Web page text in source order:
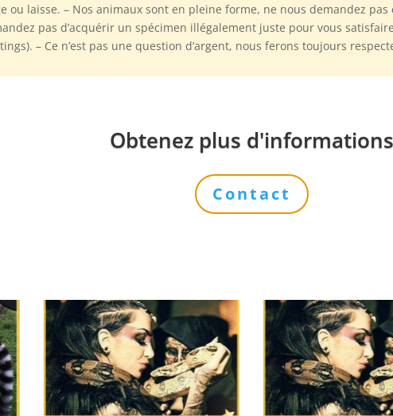
ou laisse. – Nos animaux sont en pleine forme, ne nous demandez
pas d’acquérir un spécimen illégalement juste pour vous
– Ce n’est pas une question d’argent, nous ferons toujours
Obtenez plus d'informations
Contact